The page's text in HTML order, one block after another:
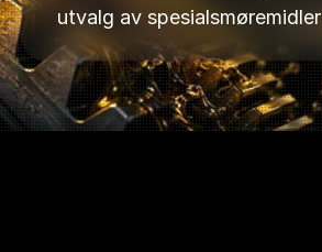
NO|EN
Kontakt oss
utvalg av spesialsmøremidler